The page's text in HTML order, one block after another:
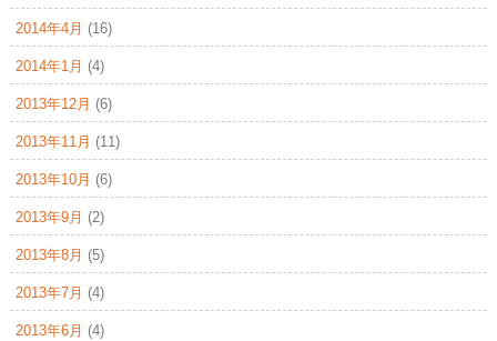
2014年4月 (16)
2014年1月 (4)
2013年12月 (6)
2013年11月 (11)
2013年10月 (6)
2013年9月 (2)
2013年8月 (5)
2013年7月 (4)
2013年6月 (4)